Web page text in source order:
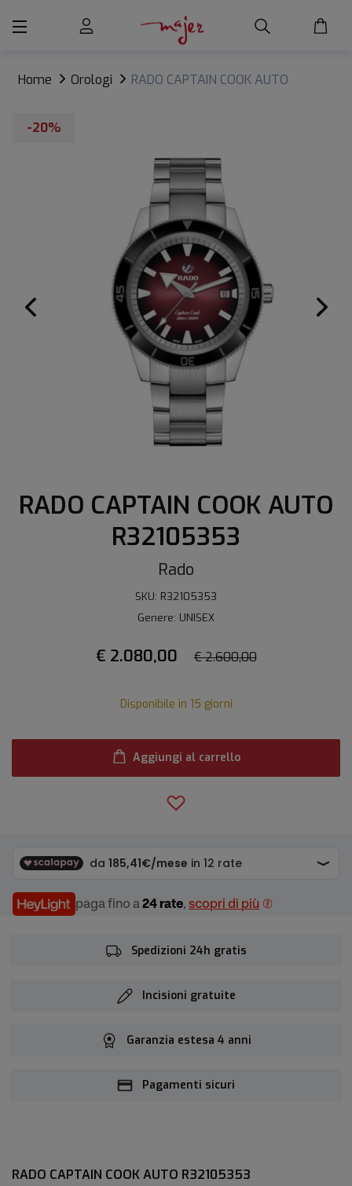
Home Orologi RADO CAPTAIN COOK AUTO
-20%
RADO CAPTAIN COOK AUTO
R32105353
Rado
SKU: R32105353
Genere: UNISEX
€ 2.080,00 € 2.600,00
Disponibile in 15 giorni
Aggiungi al carrello
paga fino a 24 rate, scopri di più
Spedizioni 24h gratis
Incisioni gratuite
Garanzia estesa 4 anni
Pagamenti sicuri
RADO CAPTAIN COOK AUTO R32105353